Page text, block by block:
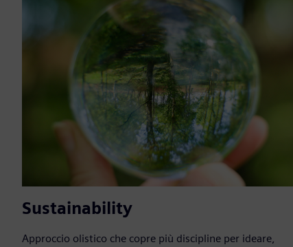
Sustainability
Approccio olistico che copre più discipline per ideare,